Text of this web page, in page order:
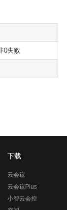
0失败
下载
云会议
云会议Plus
小智云会控